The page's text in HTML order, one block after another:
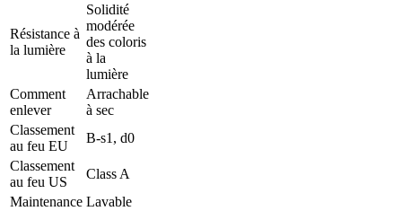
Résistance à
la lumière
Solidité
modérée
des coloris
à la
lumière
Comment
enlever
Arrachable
à sec
Classement
au feu EU
B-s1, d0
Classement
au feu US
Class A
Maintenance Lavable